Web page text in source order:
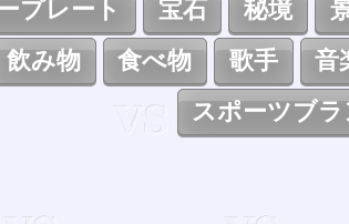
プレート
宝石 秘境
飲み物
食べ物 歌手 音
スポーツブラ